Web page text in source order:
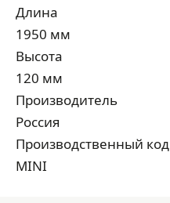
Длина
1950 мм
Высота
120 мм
Производитель
Россия
Производственный код
MINI